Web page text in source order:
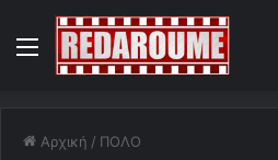
Menu
Αρχική / ΠΟΛΟ